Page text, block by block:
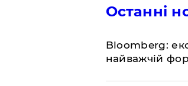
Останні
Bloomberg:
найважчій